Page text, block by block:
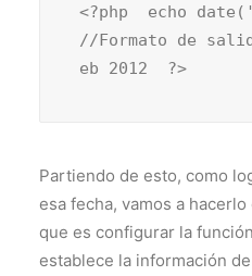
<?php  echo
//Formato de
eb 2012  ?>
Partiendo de esto, como
esa fecha, vamos a
que es configurar la función
establece la información